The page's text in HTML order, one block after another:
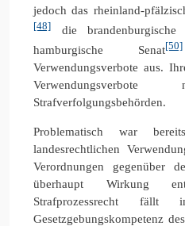
jedoch das rheinland-
[48] die brandenburgische
hamburgische Senat[50]
Verwendungsverbote aus.
Strafverfolgungsbehörden.
Problematisch war
landesrechtlichen
Verordnungen gegenüber
überhaupt Wirkung
Strafprozessrecht fällt
Gesetzgebungskompetenz